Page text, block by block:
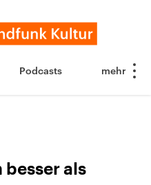
Podcasts
besser als